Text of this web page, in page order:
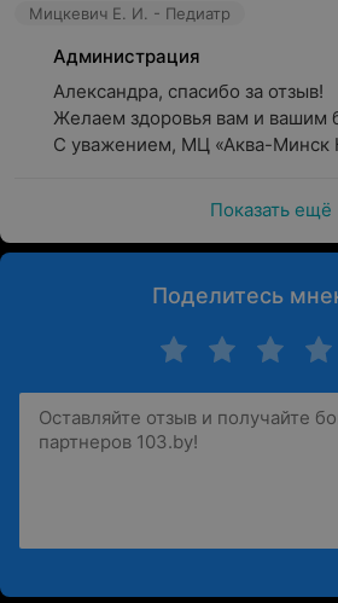
Мицкевич Е. И. - Педиатр
Администрация
Александра, спасибо за отзыв!
Желаем здоровья вам и вашим
С уважением, МЦ «Аква-Минск
Показать ещё
Поделитесь